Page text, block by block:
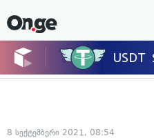
8 სექტემბერი 2021, 08:54